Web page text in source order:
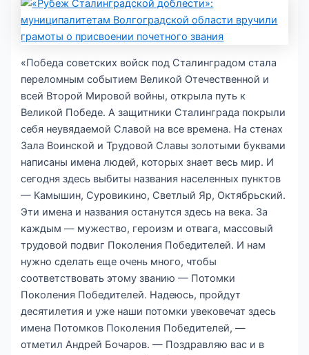
«Победа советских войск под Сталинградом стала
переломным событием Великой Отечественной и
всей Второй Мировой войны, открыла путь к
Великой Победе. А защитники Сталинграда покрыли
себя неувядаемой Славой на все времена. На стенах
Зала Воинской и Трудовой Славы золотыми буквами
написаны имена людей, которых знает весь мир. И
сегодня здесь выбиты названия населенных пунктов
— Камышин, Суровикино, Светлый Яр, Октябрьский.
Эти имена и названия останутся здесь на века. За
каждым — мужество, героизм и отвага, массовый
трудовой подвиг Поколения Победителей. И нам
нужно сделать еще очень много, чтобы
соответствовать этому званию — Потомки
Поколения Победителей. Надеюсь, пройдут
десятилетия и уже наши потомки увековечат здесь
имена Потомков Поколения Победителей, —
отметил Андрей Бочаров. — Поздравляю вас и в